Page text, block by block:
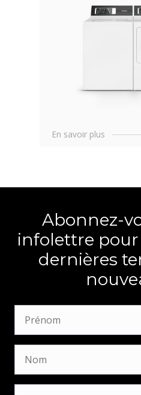
En savoir plus
Abonnez-
infolettre
dernières